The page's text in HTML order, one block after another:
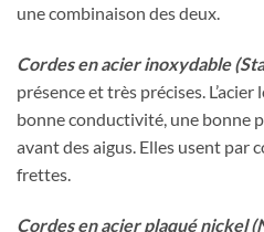
une combinaison des deux.
Cordes en acier inoxydable
présence et très précises.
bonne conductivité, une bonne
avant des aigus. Elles usent par
frettes.
Cordes en acier plaqué nickel